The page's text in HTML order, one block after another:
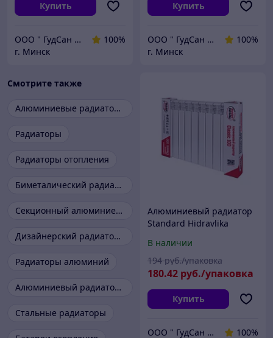
Купить
ООО " ГудСан " сантехника, отопление
100%
г. Минск
Купить
ООО " ГудСан " сантехника, отопление
100%
г. Минск
Смотрите также
Алюминиевые радиаторы
Радиаторы
Радиаторы отопления
Биметалический радиатор
Секционный алюминиевый радиатор
Дизайнерский радиатор отопления
Радиаторы алюминий
Алюминиевый радиатор отопления
Стальные радиаторы
Алюминиевый радиатор
Standard Hidravlika
В наличии
180.42 руб./упаковка
194 руб./упаковка
Купить
ООО " ГудСан " сантехника, отопление
100%